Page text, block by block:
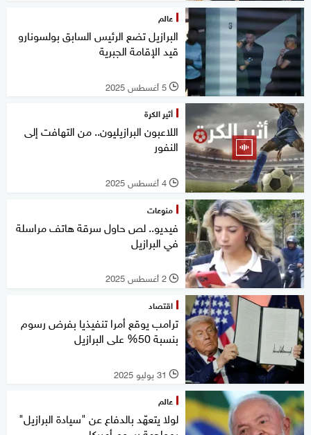
عالم
البرازيل تضع الرئيس السابق بولسونارو
قيد الإقامة الجبرية
l 5 أغسطس 2025
أثير الكرة
اللاعبون البرازيليون.. من التهافت إلى
النفور
l 4 أغسطس 2025
منوعات
فيديو.. لص حاول سرقة هاتف مراسلة
في البرازيل
l 2 أغسطس 2025
اقتصاد
ترامب يوقع أمرا تنفيذيا بفرض رسوم
بنسبة 50% على البرازيل
l 31 يوليو 2025
عالم
لولا يتعهّد بالدفاع عن "سيادة البرازيل"